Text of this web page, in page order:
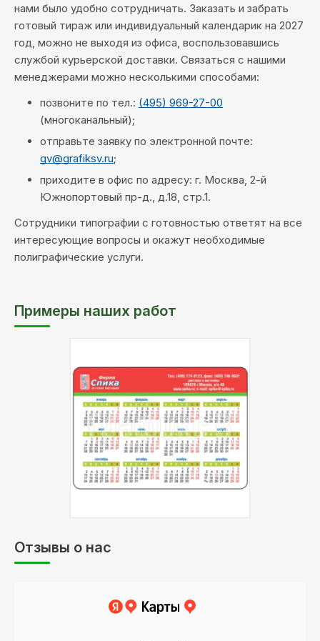
нами было удобно сотрудничать. Заказать и забрать
готовый тираж или индивидуальный календарик на 2027
год, можно не выходя из офиса, воспользовавшись
службой курьерской доставки. Связаться с нашими
менеджерами можно несколькими способами:
позвоните по тел.: (495) 969-27-00
(многоканальный);
отправьте заявку по электронной почте:
gv@grafiksv.ru;
приходите в офис по адресу: г. Москва, 2-й
Южнопортовый пр-д., д.18, стр.1.
Сотрудники типографии с готовностью ответят на все
интересующие вопросы и окажут необходимые
полиграфические услуги.
Примеры наших работ
Отзывы о нас